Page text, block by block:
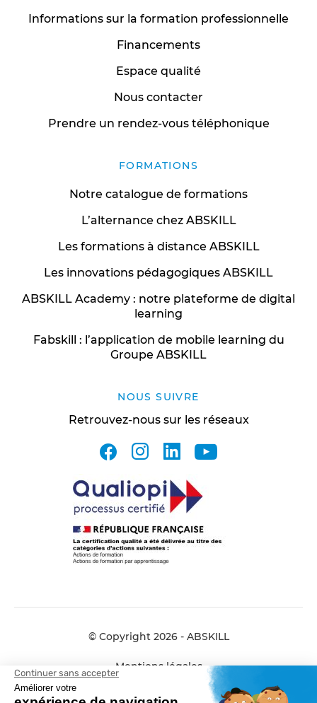
Informations sur la formation professionnelle
Financements
Espace qualité
Nous contacter
Prendre un rendez-vous téléphonique
FORMATIONS
Notre catalogue de formations
L’alternance chez ABSKILL
Les formations à distance ABSKILL
Les innovations pédagogiques ABSKILL
ABSKILL Academy : notre plateforme de digital
learning
Fabskill : l’application de mobile learning du
Groupe ABSKILL
NOUS SUIVRE
Retrouvez-nous sur les réseaux
facebook instagram linkedin youtube
© Copyright 2026 - ABSKILL
Mentions légales
Données personnelles